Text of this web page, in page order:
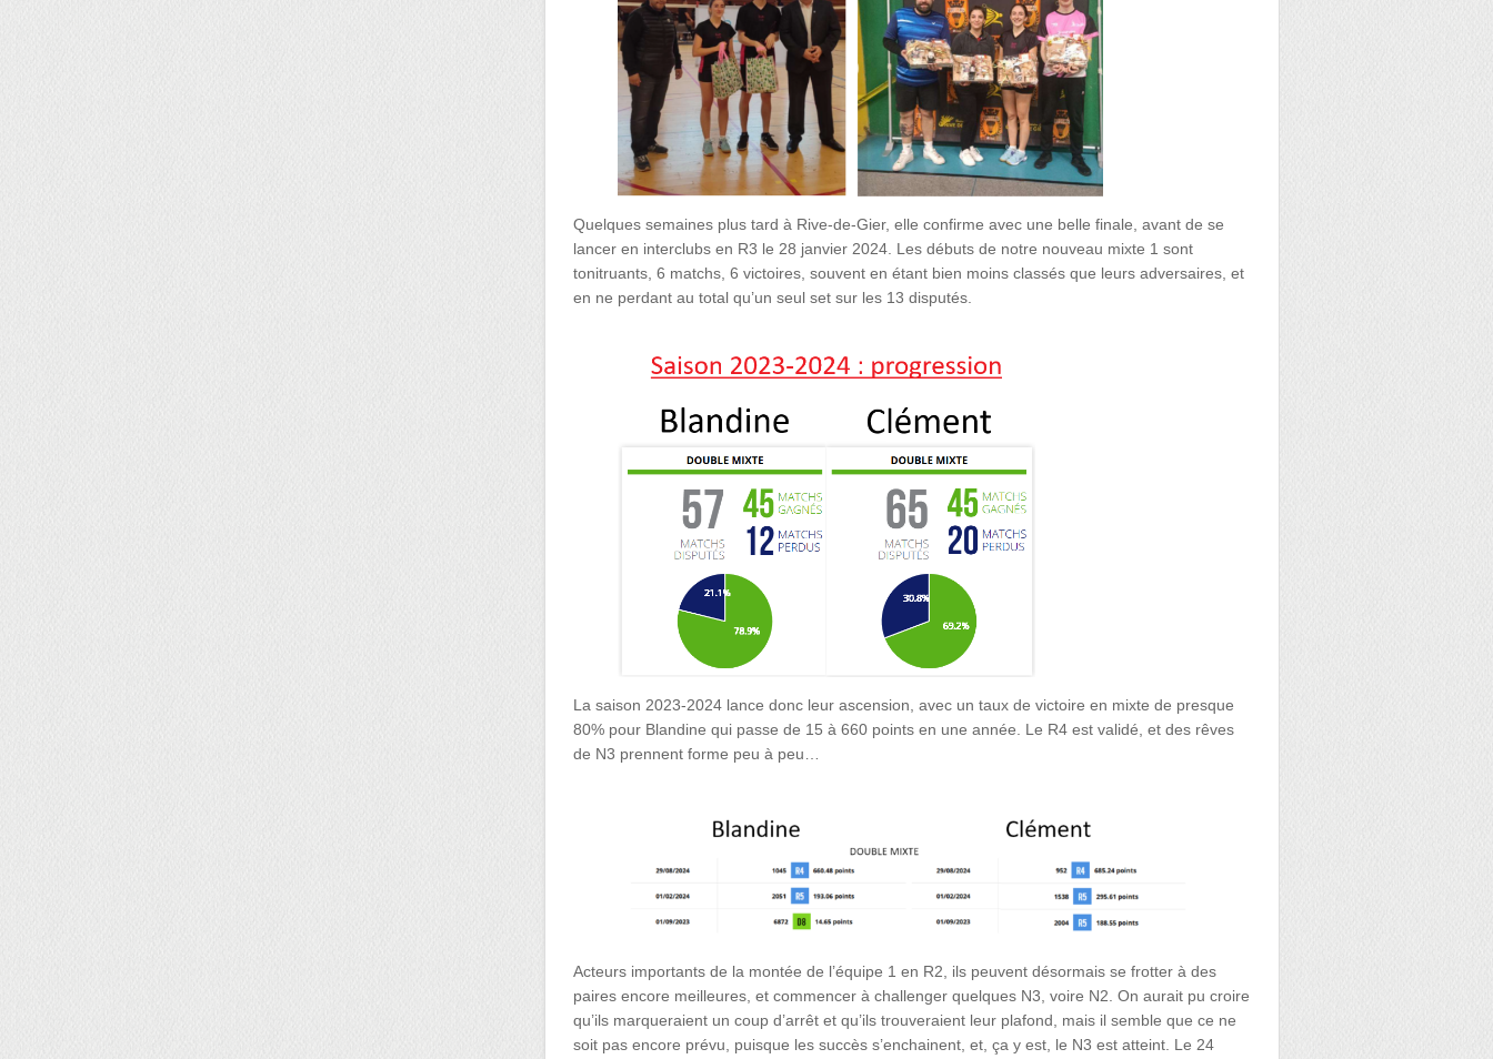
Quelques semaines plus tard à Rive-de-Gier, elle confirme avec une belle finale, avant de se
lancer en interclubs en R3 le 28 janvier 2024. Les débuts de notre nouveau mixte 1 sont
tonitruants, 6 matchs, 6 victoires, souvent en étant bien moins classés que leurs adversaires, et
en ne perdant au total qu’un seul set sur les 13 disputés.
La saison 2023-2024 lance donc leur ascension, avec un taux de victoire en mixte de presque
80% pour Blandine qui passe de 15 à 660 points en une année. Le R4 est validé, et des rêves
de N3 prennent forme peu à peu…
Acteurs importants de la montée de l’équipe 1 en R2, ils peuvent désormais se frotter à des
paires encore meilleures, et commencer à challenger quelques N3, voire N2. On aurait pu croire
qu’ils marqueraient un coup d’arrêt et qu’ils trouveraient leur plafond, mais il semble que ce ne
soit pas encore prévu, puisque les succès s’enchainent, et, ça y est, le N3 est atteint. Le 24